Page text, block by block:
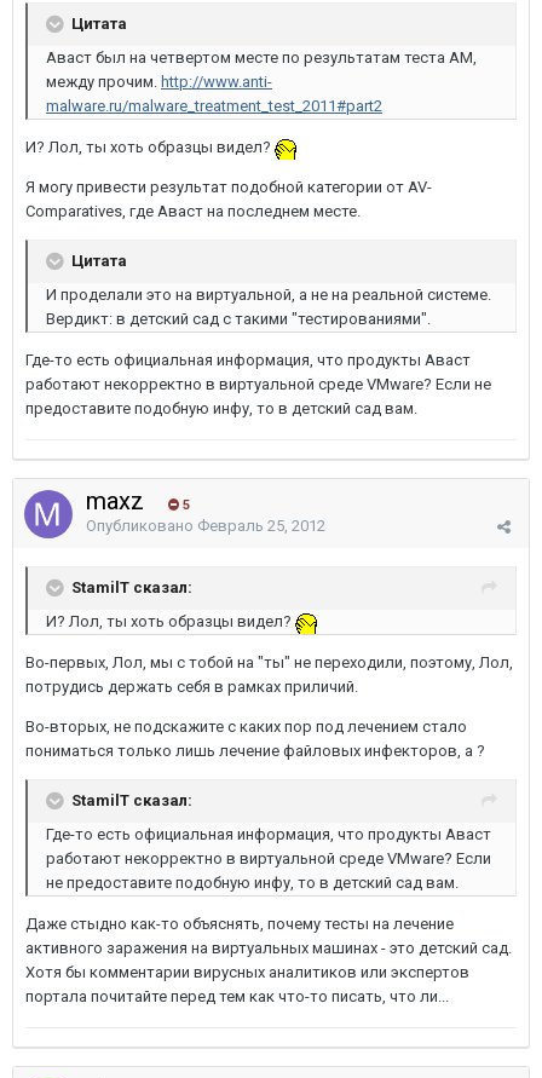
Цитата
Аваст был на четвертом месте по результатам теста АМ,
между прочим. http://www.anti-
malware.ru/malware_treatment_test_2011#part2
И? Лол, ты хоть образцы видел?
Я могу привести результат подобной категории от AV-
Comparatives, где Аваст на последнем месте.
Цитата
И проделали это на виртуальной, а не на реальной системе.
Вердикт: в детский сад с такими "тестированиями".
Где-то есть официальная информация, что продукты Аваст
работают некорректно в виртуальной среде VMware? Если не
предоставите подобную инфу, то в детский сад вам.
maxz 5
Опубликовано Февраль 25, 2012
StamilT сказал:
И? Лол, ты хоть образцы видел?
Во-первых, Лол, мы с тобой на "ты" не переходили, поэтому, Лол,
потрудись держать себя в рамках приличий.
Во-вторых, не подскажите с каких пор под лечением стало
пониматься только лишь лечение файловых инфекторов, а ?
StamilT сказал:
Где-то есть официальная информация, что продукты Аваст
работают некорректно в виртуальной среде VMware? Если
не предоставите подобную инфу, то в детский сад вам.
Даже стыдно как-то объяснять, почему тесты на лечение
активного заражения на виртуальных машинах - это детский сад.
Хотя бы комментарии вирусных аналитиков или экспертов
портала почитайте перед тем как что-то писать, что ли...